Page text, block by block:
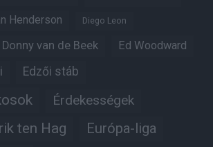
Henderson Diego Leon
Donny van de Beek Ed Woodward
Edzői stáb
Érdekességek
ten Hag Európa-liga